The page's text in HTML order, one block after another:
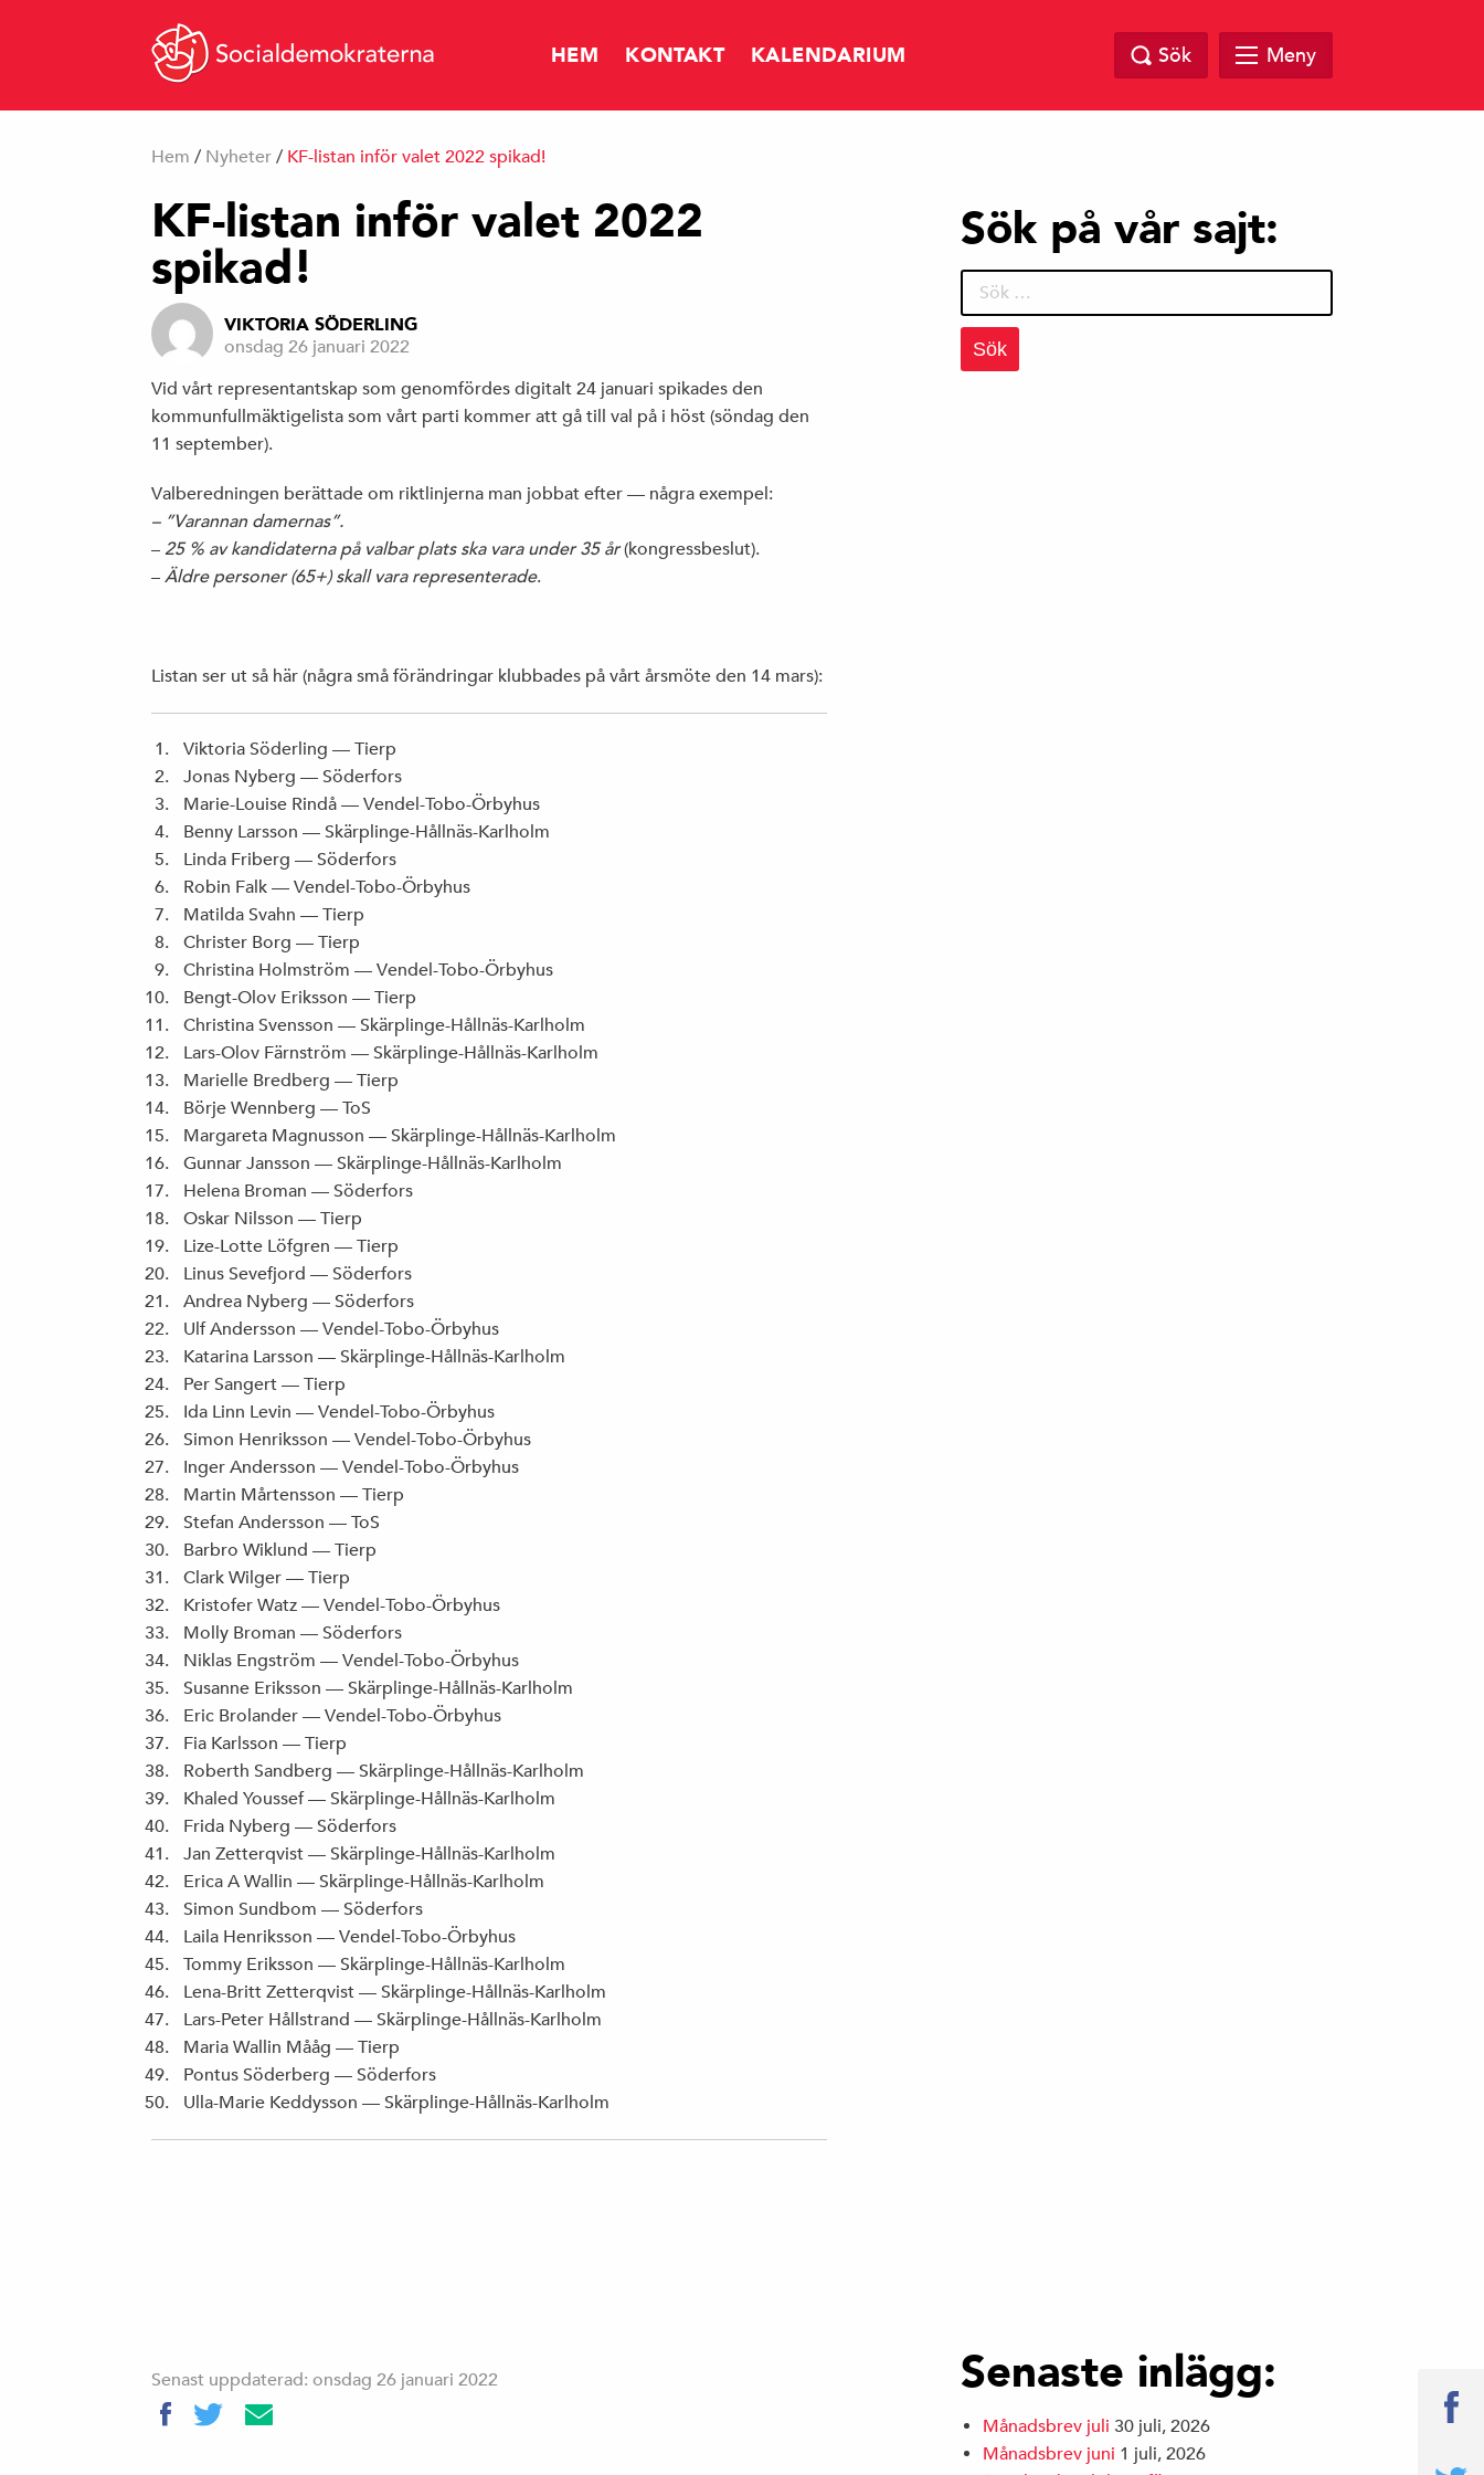
HEM KONTAKT KALENDARIUM
MERA SKATTEINTÄKTER TILL TIERP
VREDENS GLOBALISERING
JOHAN EHRENBERG, ETC: ”DITT NYA
KLIMATLIV BLIR INTE ALLS JÄVLIGT”
VALMANIFEST
Sök Meny
Hem / Nyheter / KF-listan inför valet 2022 spikad!
KF-listan inför valet 2022
spikad!
VIKTORIA SÖDERLING
onsdag 26 januari 2022
Vid vårt representantskap som genomfördes digitalt 24 januari spikades den
kommunfullmäktigelista som vårt parti kommer att gå till val på i höst (söndag den
11 september).
Valberedningen berättade om riktlinjerna man jobbat efter — några exempel:
– ”Varannan damernas”.
– 25 % av kandidaterna på valbar plats ska vara under 35 år(kongressbeslut).
– Äldre personer (65+) skall vara representerade.
Listan ser ut så här (några små förändringar klubbades på vårt årsmöte den 14 mars):
Viktoria Söderling — Tierp
Jonas Nyberg — Söderfors
Marie-Louise Rindå — Vendel-Tobo-Örbyhus
Benny Larsson — Skärplinge-Hållnäs-Karlholm
Linda Friberg — Söderfors
Robin Falk — Vendel-Tobo-Örbyhus
Matilda Svahn — Tierp
Christer Borg — Tierp
Christina Holmström — Vendel-Tobo-Örbyhus
Bengt-Olov Eriksson — Tierp
Christina Svensson — Skärplinge-Hållnäs-Karlholm
Lars-Olov Färnström — Skärplinge-Hållnäs-Karlholm
Marielle Bredberg — Tierp
Börje Wennberg — ToS
Margareta Magnusson — Skärplinge-Hållnäs-Karlholm
Gunnar Jansson — Skärplinge-Hållnäs-Karlholm
Helena Broman — Söderfors
Oskar Nilsson — Tierp
Lize-Lotte Löfgren — Tierp
Linus Sevefjord — Söderfors
Andrea Nyberg — Söderfors
Ulf Andersson — Vendel-Tobo-Örbyhus
Katarina Larsson — Skärplinge-Hållnäs-Karlholm
Per Sangert — Tierp
Ida Linn Levin — Vendel-Tobo-Örbyhus
Simon Henriksson — Vendel-Tobo-Örbyhus
Inger Andersson — Vendel-Tobo-Örbyhus
Martin Mårtensson — Tierp
Stefan Andersson — ToS
Barbro Wiklund — Tierp
Clark Wilger — Tierp
Kristofer Watz — Vendel-Tobo-Örbyhus
Molly Broman — Söderfors
Niklas Engström — Vendel-Tobo-Örbyhus
Susanne Eriksson — Skärplinge-Hållnäs-Karlholm
Eric Brolander — Vendel-Tobo-Örbyhus
Fia Karlsson — Tierp
Roberth Sandberg — Skärplinge-Hållnäs-Karlholm
Khaled Youssef — Skärplinge-Hållnäs-Karlholm
Frida Nyberg — Söderfors
Jan Zetterqvist — Skärplinge-Hållnäs-Karlholm
Erica A Wallin — Skärplinge-Hållnäs-Karlholm
Simon Sundbom — Söderfors
Laila Henriksson — Vendel-Tobo-Örbyhus
Tommy Eriksson — Skärplinge-Hållnäs-Karlholm
Lena-Britt Zetterqvist — Skärplinge-Hållnäs-Karlholm
Lars-Peter Hållstrand — Skärplinge-Hållnäs-Karlholm
Maria Wallin Mååg — Tierp
Pontus Söderberg — Söderfors
Ulla-Marie Keddysson — Skärplinge-Hållnäs-Karlholm
Senast uppdaterad: onsdag 26 januari 2022
Sök på vår sajt:
Sök
efter:
Senaste inlägg:
Månadsbrev juli 30 juli, 2026
Månadsbrev juni 1 juli, 2026